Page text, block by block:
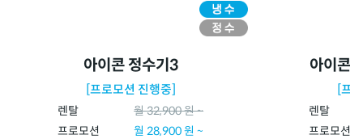
아이콘 정수기3
[프로모션 진행중]
렌탈 월32,900원 ~
프로모션
월28,900원 ~
아이콘
[프
렌탈
프로모션